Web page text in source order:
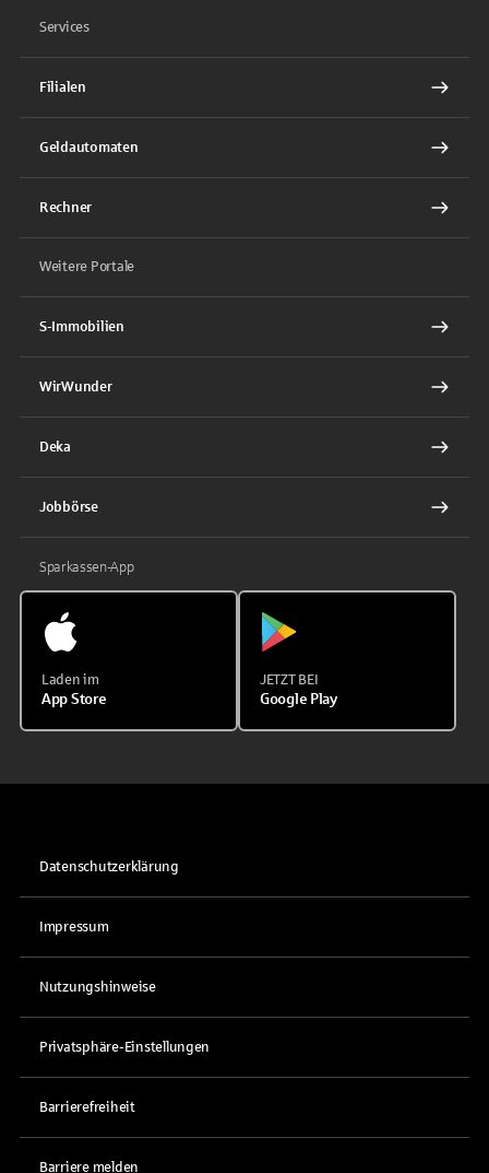
Services
Filialen
Geldautomaten
Rechner
Weitere Portale
S-Immobilien
WirWunder
Deka
Jobbörse
Sparkassen-App
Laden im
App Store
JETZT BEI
Google Play
Datenschutzerklärung
Impressum
Nutzungshinweise
Privatsphäre-Einstellungen
Barrierefreiheit
Barriere melden